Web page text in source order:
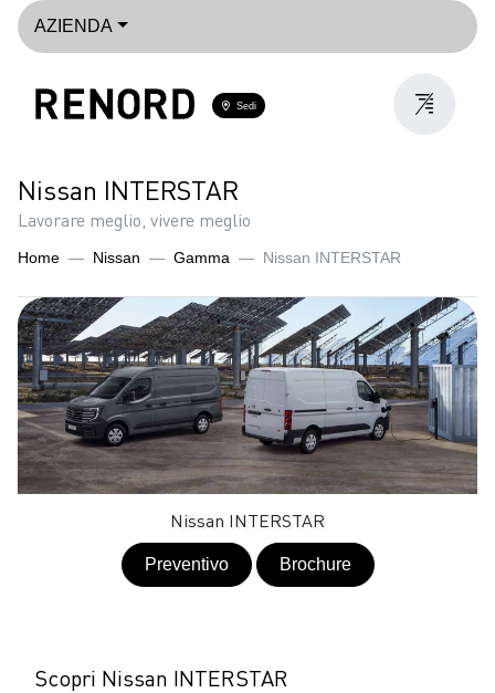
AZIENDA
Sedi
Nissan INTERSTAR
Lavorare meglio, vivere meglio
Home Nissan Gamma Nissan INTERSTAR
Nissan INTERSTAR
Preventivo Brochure
Scopri Nissan INTERSTAR